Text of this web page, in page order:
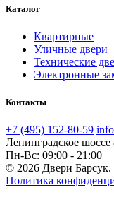
Каталог
Квартирные
Уличные двери
Технические
Электронные
Контакты
+7 (495) 152-80-59
Ленинградское
Пн-Вс: 09:00 - 21:00
© 2026 Двери
Политика